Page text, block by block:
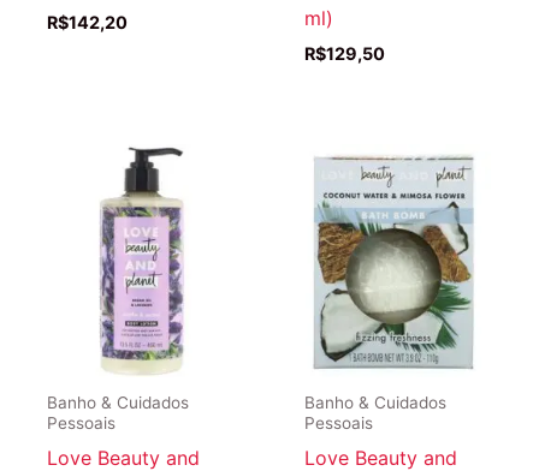
R$142,20
ml)
R$129,50
Banho & Cuidados
Pessoais
Love Beauty and
Banho & Cuidados
Pessoais
Love Beauty and